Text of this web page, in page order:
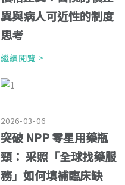
異與病人可近性的制度
思考
繼續閱覽 >
2026-03-06
突破 NPP 零星用藥瓶
頸： 采照「全球找藥服
務」如何填補臨床缺